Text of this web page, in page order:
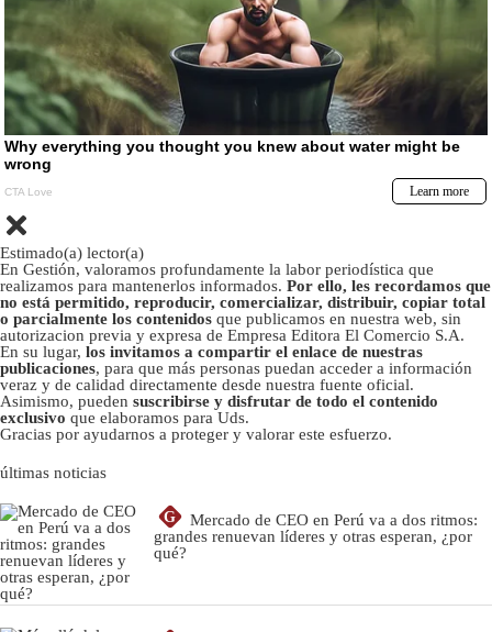
Estimado(a) lector(a)
En Gestión, valoramos profundamente la labor periodística que
realizamos para mantenerlos informados. Por ello, les recordamos que
no está permitido, reproducir, comercializar, distribuir, copiar total
o parcialmente los contenidos que publicamos en nuestra web, sin
autorizacion previa y expresa de Empresa Editora El Comercio S.A.
En su lugar, los invitamos a compartir el enlace de nuestras
publicaciones, para que más personas puedan acceder a información
veraz y de calidad directamente desde nuestra fuente oficial.
Asimismo, pueden suscribirse y disfrutar de todo el contenido
exclusivo que elaboramos para Uds.
Gracias por ayudarnos a proteger y valorar este esfuerzo.
últimas noticias
G
Mercado de CEO en Perú va a dos ritmos:
grandes renuevan líderes y otras esperan, ¿por
qué?